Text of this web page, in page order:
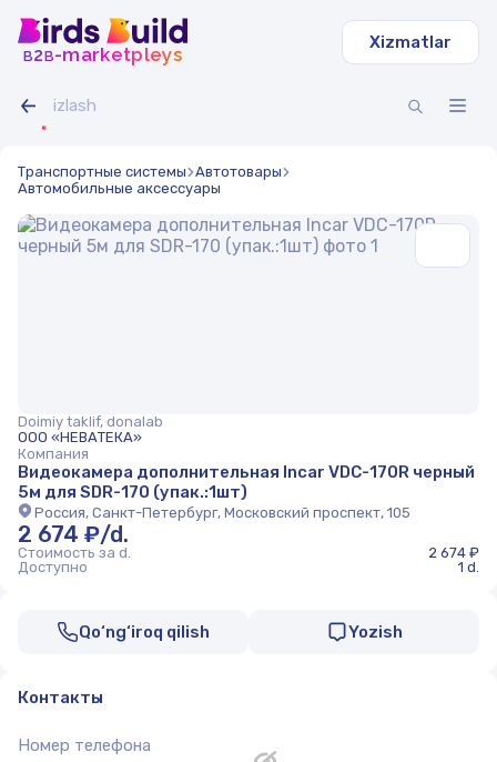
b2b-marketpleys
Xizmatlar
Транспортные системы Автотовары
Автомобильные аксессуары
Doimiy taklif, donalab
ООО «НЕВАТЕКА»
Компания
Видеокамера дополнительная Incar VDC-170R черный
5м для SDR-170 (упак.:1шт)
Россия, Санкт-Петербург, Московский проспект, 105
2 674 ₽/d.
Стоимость за d.
2 674 ₽
Доступно
1 d.
Qo‘ng‘iroq qilish Yozish
Контакты
Номер телефона